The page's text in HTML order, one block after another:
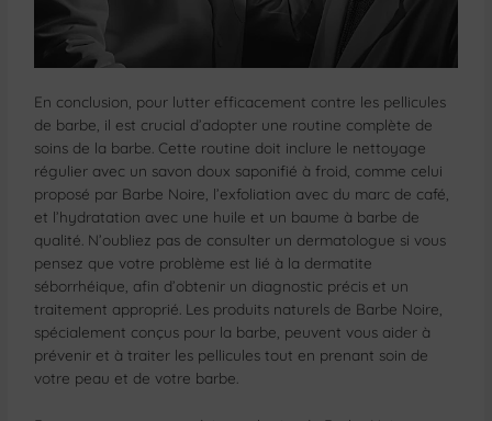
En conclusion, pour lutter efficacement contre les pellicules
de barbe, il est crucial d’adopter une routine complète de
soins de la barbe. Cette routine doit inclure le nettoyage
régulier avec un savon doux saponifié à froid, comme celui
proposé par Barbe Noire, l’exfoliation avec du marc de café,
et l’hydratation avec une huile et un baume à barbe de
qualité. N’oubliez pas de consulter un dermatologue si vous
pensez que votre problème est lié à la dermatite
séborrhéique, afin d’obtenir un diagnostic précis et un
traitement approprié. Les produits naturels de Barbe Noire,
spécialement conçus pour la barbe, peuvent vous aider à
prévenir et à traiter les pellicules tout en prenant soin de
votre peau et de votre barbe.